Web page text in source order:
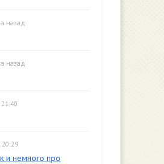
назад
назад
21:40
20:29
и немного про